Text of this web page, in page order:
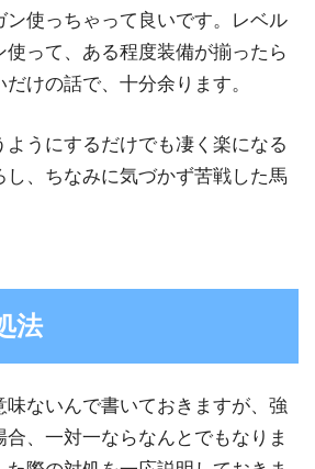
ン使っちゃって良いです。レベル
って、ある程度装備が揃ったら
けの話で、十分余ります。
ようにするだけでも凄く楽になる
し、ちなみに気づかず苦戦した馬
法
味ないんで書いておきますが、強
、一対一ならなんとでもなりま